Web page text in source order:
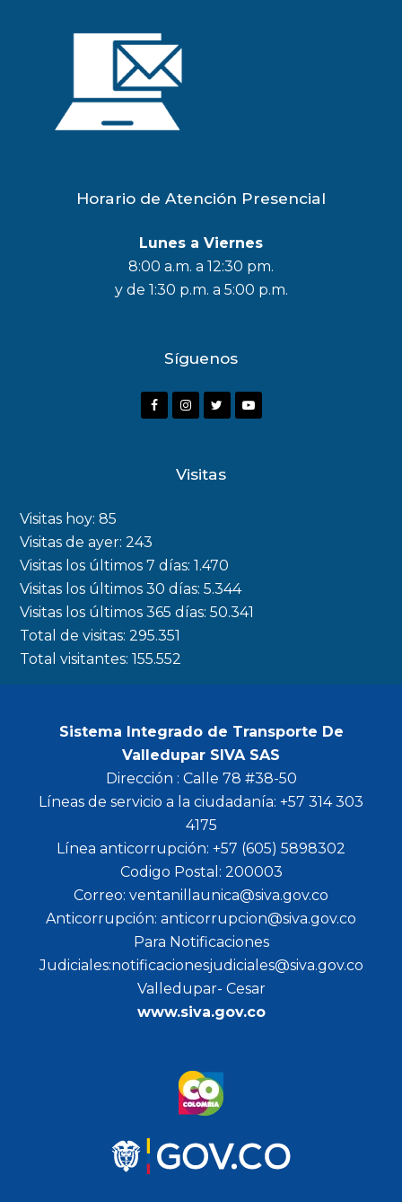
Horario de Atención Presencial
Lunes a Viernes
8:00 a.m. a 12:30 pm.
y de 1:30 p.m. a 5:00 p.m.
Síguenos
F
o
k
I
a
m
r
Y
Visitas
Visitas hoy:85
Visitas de ayer:243
Visitas los últimos 7 días:1.470
Visitas los últimos 30 días:5.344
Visitas los últimos 365 días:50.341
Total de visitas:295.351
Total visitantes:155.552
Sistema Integrado de Transporte De
Valledupar SIVA SAS
Dirección : Calle 78 #38-50
Líneas de servicio a la ciudadanía: +57 314 303
4175
Línea anticorrupción: +57 (605) 5898302
Codigo Postal: 200003
Correo: ventanillaunica@siva.gov.co
Anticorrupción: anticorrupcion@siva.gov.co
Para Notificaciones
Judiciales:notificacionesjudiciales@siva.gov.co
Valledupar- Cesar
www.siva.gov.co